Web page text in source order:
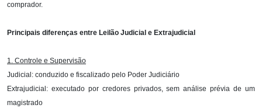
comprador.
Principais diferenças entre Leilão Judicial e Extrajudicial
1. Controle e Supervisão
Judicial: conduzido e fiscalizado pelo Poder Judiciário
Extrajudicial: executado por credores privados, sem análise prévia de um
magistrado